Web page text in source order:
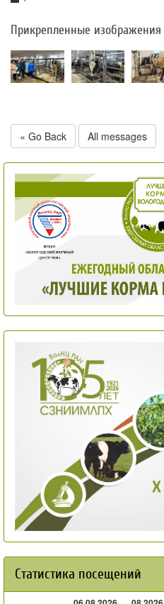
Прикрепленные изображения
« Go Back All messages
Статистика посещений